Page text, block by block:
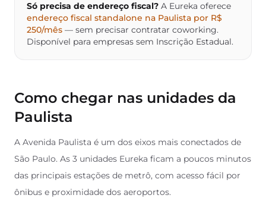
Só precisa de endereço fiscal? A Eureka oferece
endereço fiscal standalone na Paulista por R$
250/mês — sem precisar contratar coworking.
Disponível para empresas sem Inscrição Estadual.
Como chegar nas unidades da
Paulista
A Avenida Paulista é um dos eixos mais conectados de
São Paulo. As 3 unidades Eureka ficam a poucos minutos
das principais estações de metrô, com acesso fácil por
ônibus e proximidade dos aeroportos.